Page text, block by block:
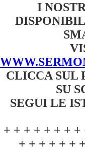
I
CLICCA SUL
SU
SEGUI LE
+ + + + + + +
+ + + + + +